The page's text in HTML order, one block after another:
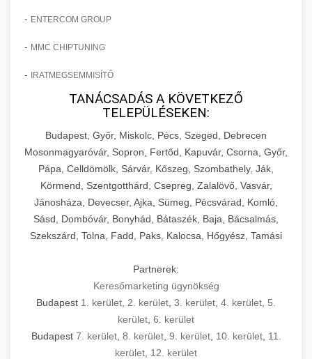
- ENTERCOM GROUP
- MMC CHIPTUNING
- IRATMEGSEMMISÍTŐ
TANÁCSADÁS A KÖVETKEZŐ
TELEPÜLÉSEKEN:
Budapest, Győr, Miskolc, Pécs, Szeged, Debrecen
Mosonmagyaróvár, Sopron, Fertőd, Kapuvár, Csorna, Győr,
Pápa, Celldömölk, Sárvár, Kőszeg, Szombathely, Ják,
Körmend, Szentgotthárd, Csepreg, Zalalövő, Vasvár,
Jánosháza, Devecser, Ajka, Sümeg, Pécsvárad, Komló,
Sásd, Dombóvár, Bonyhád, Bátaszék, Baja, Bácsalmás,
Szekszárd, Tolna, Fadd, Paks, Kalocsa, Hőgyész, Tamási
Partnerek:
Keresőmarketing ügynökség
Budapest 1. kerület 2. kerület 3. kerület 4. kerület 5.
kerület 6. kerület
Budapest 7. kerület, 8. kerület, 9. kerület, 10. kerület, 11.
kerület 12. kerület